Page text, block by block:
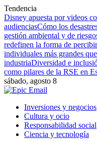
Tendencia
Disney apuesta por videos
audienciasCómo los
gestión ambiental y de
redefinen la forma de
individuales más grandes
industriaDiversidad e
como pilares de la RSE en
sábado, agosto 8
Inversiones y negocios
Cultura y ocio
Responsabilidad social
Ciencia y tecnología